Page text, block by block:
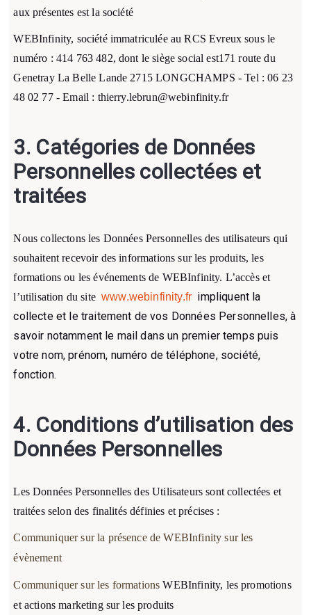
aux présentes est la société
WEBInfinity, société immatriculée au RCS Evreux sous le
numéro : 414 763 482, dont le siège social est171 route du
Genetray La Belle Lande 2715 LONGCHAMPS - Tel : 06 23
48 02 77 - Email : thierry.lebrun@webinfinity.fr
3. Catégories de Données
Personnelles collectées et
traitées
Nous collectons les Données Personnelles des utilisateurs qui
souhaitent recevoir des informations sur les produits, les
formations ou les événements de WEBInfinity. L’accès et
l’utilisation du site www.webinfinity.fr impliquent la
collecte et le traitement de vos Données Personnelles, à
savoir notamment le mail dans un premier temps puis
votre nom, prénom, numéro de téléphone, société,
fonction.
4. Conditions d’utilisation des
Données Personnelles
Les Données Personnelles des Utilisateurs sont collectées et
traitées selon des finalités définies et précises :
Communiquer sur la présence de WEBInfinity sur les
évènement
Communiquer sur les formationsWEBInfinity, les promotions
et actions marketing sur les produits